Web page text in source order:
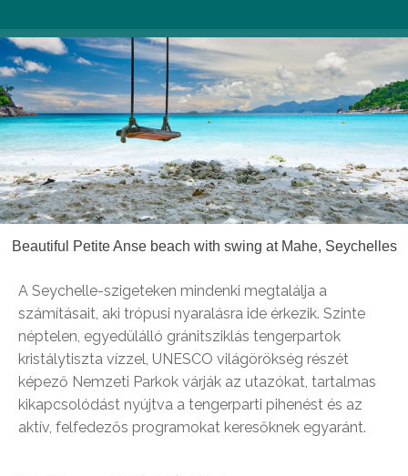
Beautiful Petite Anse beach with swing at Mahe, Seychelles
A Seychelle-szigeteken mindenki megtalálja a
számításait, aki trópusi nyaralásra ide érkezik. Szinte
néptelen, egyedülálló gránitsziklás tengerpartok
kristálytiszta vízzel, UNESCO világörökség részét
képező Nemzeti Parkok várják az utazókat, tartalmas
kikapcsolódást nyújtva a tengerparti pihenést és az
aktív, felfedezős programokat keresőknek egyaránt.